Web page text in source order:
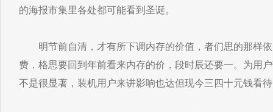
的海报市集里各处都可能看到圣诞。
明节前自清，才有所下调内存的价值，者们思的那样依
费，格思要回到年前看来内存的价，段时辰还要一。为用
不是很显著，装机用户来讲影响也达但现今三四十元钱看